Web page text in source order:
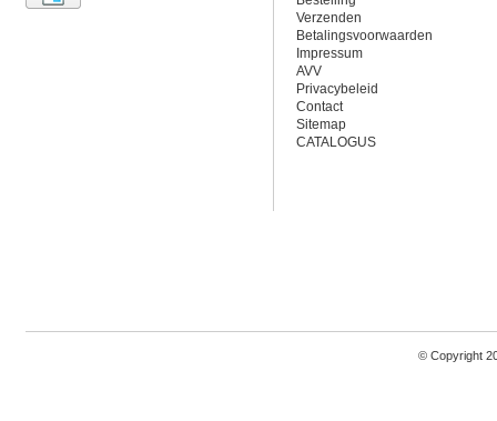
Verzenden
Betalingsvoorwaarden
Impressum
AVV
Privacybeleid
Contact
Sitemap
CATALOGUS
© Copyright